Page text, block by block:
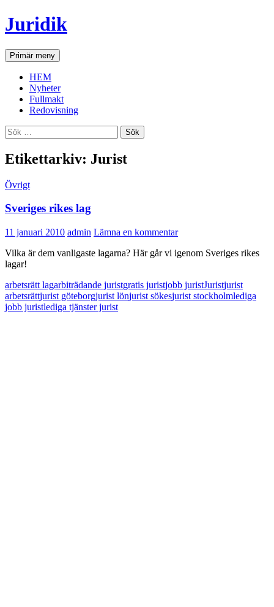
Hoppa
till
Juridik
SökPrimär meny
HEM
Nyheter
Fullmakt
Redovisning
Sök
efter:
Etikettarkiv: Jurist
Övrigt
Sveriges rikes lag
11 januari 2010 admin Lämna en kommentar
Vilka är dem vanligaste lagarna? Här går vi igenom Sveriges rikes
lagar!
arbetsrätt lagarbiträdande juristgratis juristjobb juristJuristjurist
arbetsrättjurist göteborgjurist lönjurist sökesjurist stockholmlediga
jobb juristlediga tjänster jurist